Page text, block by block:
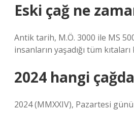
Eski çağ ne
Antik tarih, M.Ö. 3000 ile MS
insanların yaşadığı tüm
2024 hangi
2024 (MMXXIV), Pazartesi